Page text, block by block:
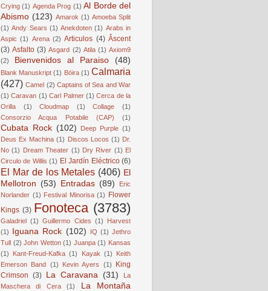
Crying (1) Agenda Prog (1) Al Borde del
Abismo (123) Amarok (1) Amoeba Split
(1) Andy Sears (1) Anekdoten (1) Arabs in
Aspic (1) Arena (2) Articulos (4) Âscent
(3) Asfalto (3) Asgard (2) Atila (1) Axiom9
(2)
Bienvenidos al Paraiso (48)
Blank Manuskript (1) Böira (1) Calmaria
(427) Camel (2) Captains of Sea and War
(1) Caravan (1) Carl Palmer (1) Cerca de la
Orilla
(1) Cloudmap (1) Collage
(1)
Consorzio Acqua Potabile (CAP)
(1)
Cubata Rock (102) Deep Purple (1)
Deus Ex Machina (1) Discos Locos (1) Dr.
No (1) Dream Theater (1) Dry River (1) El
Circulo de Willis (1) El Jardín Eléctrico (6)
El Mar de los Metales (406) El
Mellotron (53) Entradas (89)
Eric
Norlander (1) Festival Minorisa (1) Flower
Kings (3) Fonoteca (3783)
Galadriel (1) Guillermo Cides (1)
Harvest
(1) Iguana Rock (102) IQ (1) Jethro
Tull (2) John Wetton (1) Juanpa (1) Kansas
(1)
Kant-Freud-Kafka (1) Kayak (1)
Keith
Emerson Band (1) Kevin Ayers (1)
King
Crimson (3) La Caravana (31)
La
Maschera di Cera
(1)
La Montaña